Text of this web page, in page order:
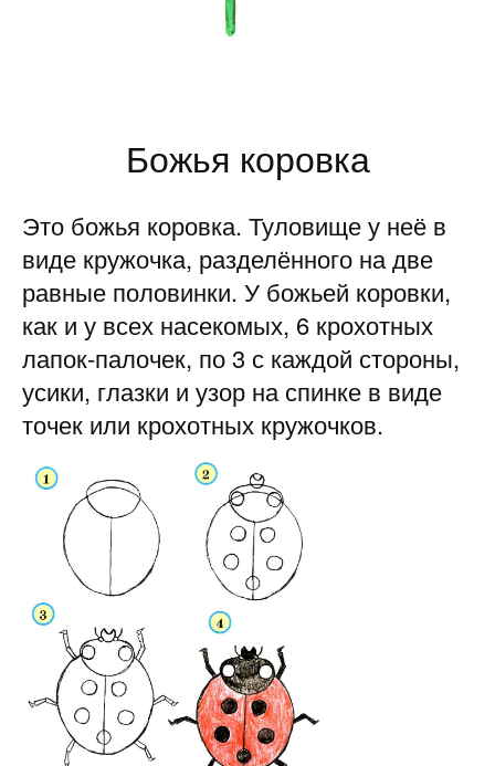
Божья коровка
Это божья коровка. Туловище у неё в
виде кружочка, разделён­ного на две
равные половинки. У божьей коровки,
как и у всех насе­комых, 6 крохотных
лапок-палочек, по 3 с каждой стороны,
усики, глазки и узор на спинке в виде
точек или крохотных кружочков.